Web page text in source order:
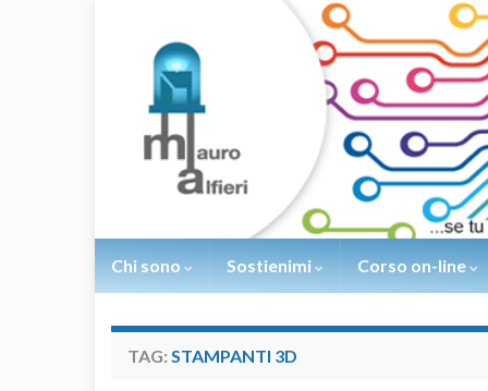
Chi sono Sostienimi Corso on-line
TAG: STAMPANTI 3D